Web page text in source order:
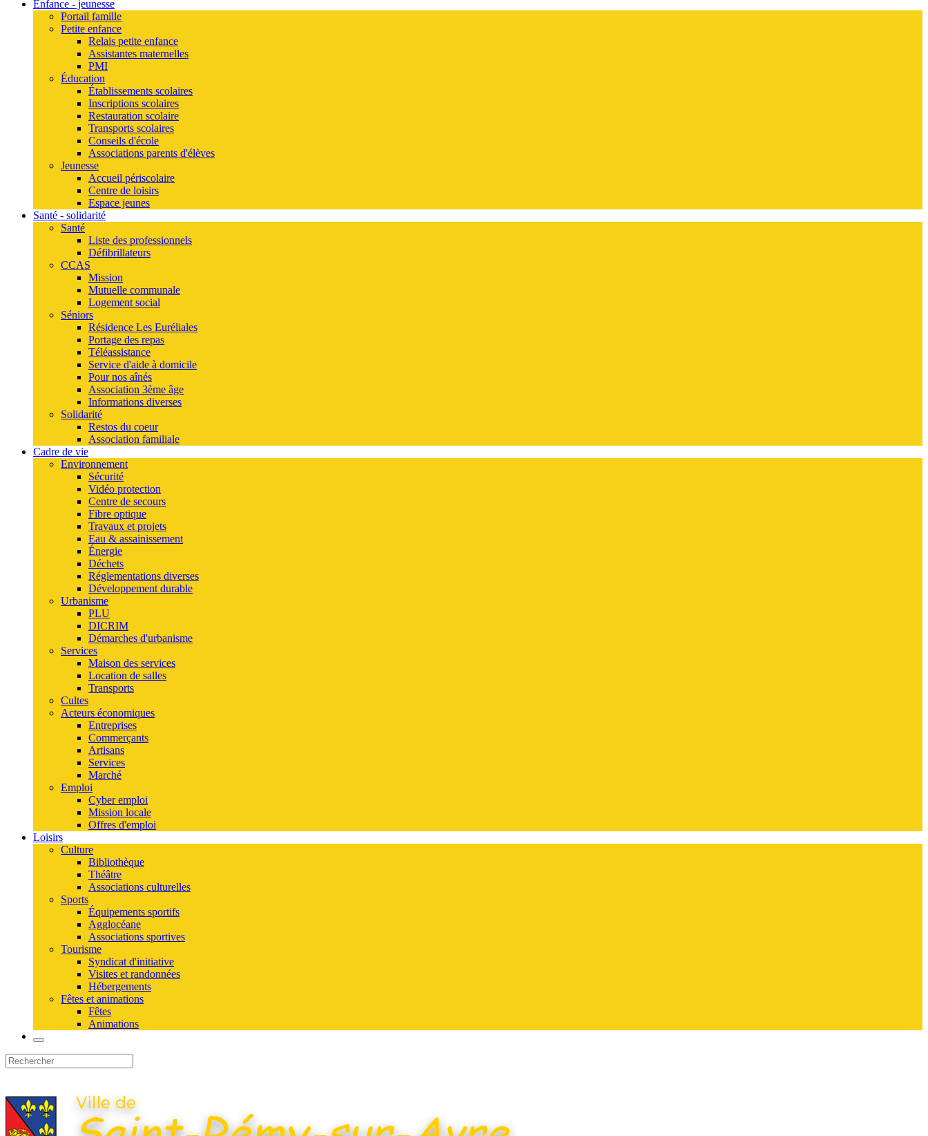
Enfance - jeunesse
Portail famille
Petite enfance
Relais petite enfance
Assistantes maternelles
PMI
Éducation
Établissements scolaires
Inscriptions scolaires
Restauration scolaire
Transports scolaires
Conseils d'école
Associations parents d'élèves
Jeunesse
Accueil périscolaire
Centre de loisirs
Espace jeunes
Santé - solidarité
Santé
Liste des professionnels
Défibrillateurs
CCAS
Mission
Mutuelle communale
Logement social
Séniors
Résidence Les Euréliales
Portage des repas
Téléassistance
Service d'aide à domicile
Pour nos aînés
Association 3ème âge
Informations diverses
Solidarité
Restos du coeur
Association familiale
Cadre de vie
Environnement
Sécurité
Vidéo protection
Centre de secours
Fibre optique
Travaux et projets
Eau & assainissement
Énergie
Déchets
Réglementations diverses
Développement durable
Urbanisme
PLU
DICRIM
Démarches d'urbanisme
Services
Maison des services
Location de salles
Transports
Cultes
Acteurs économiques
Entreprises
Commerçants
Artisans
Services
Marché
Emploi
Cyber emploi
Mission locale
Offres d'emploi
Loisirs
Culture
Bibliothèque
Théâtre
Associations culturelles
Sports
Équipements sportifs
Agglocéane
Associations sportives
Tourisme
Syndicat d'initiative
Visites et randonnées
Hébergements
Fêtes et animations
Fêtes
Animations